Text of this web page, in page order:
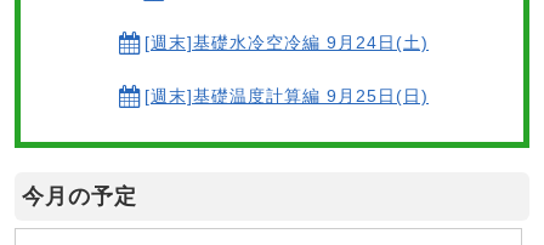
[週末]基礎水冷空冷編 9月24日(土)
[週末]基礎温度計算編 9月25日(日)
今月の予定